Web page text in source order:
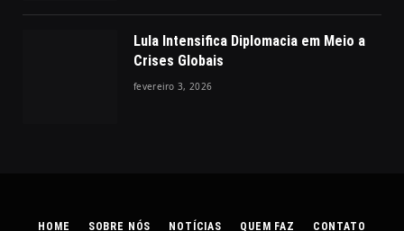
Lula Intensifica Diplomacia em Meio a
Crises Globais
fevereiro 3, 2026
HOME SOBRE NÓS NOTÍCIAS QUEM FAZ CONTATO